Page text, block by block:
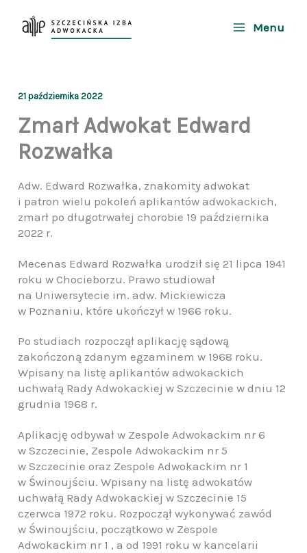
Menu
21 października 2022
Zmarł Adwokat Edward
Rozwałka
Adw. Edward Rozwałka, znakomity adwokat
i patron wielu pokoleń aplikantów adwokackich,
zmarł po długotrwałej chorobie 19 października
2022 r.
Mecenas Edward Rozwałka urodził się 21 lipca 1941
roku w Chocieborzu. Prawo studiował
na Uniwersytecie im. adw. Mickiewicza
w Poznaniu, które ukończył w 1966 roku.
Po studiach rozpoczął aplikację sądową
zakończoną zdanym egzaminem w 1968 roku.
Wpisany na listę aplikantów adwokackich
uchwałą Rady Adwokackiej w Szczecinie w dniu 12
grudnia 1968 r.
Aplikację odbywał w Zespole Adwokackim nr 6
w Szczecinie, Zespole Adwokackim nr 5
w Szczecinie oraz Zespole Adwokackim nr 1
w Świnoujściu. Wpisany na listę adwokatów
uchwałą Rady Adwokackiej w Szczecinie 15
czerwca 1972 roku. Rozpoczął wykonywać zawód
w Świnoujściu, początkowo w Zespole
Adwokackim nr 1 , a od 1991 roku w kancelarii